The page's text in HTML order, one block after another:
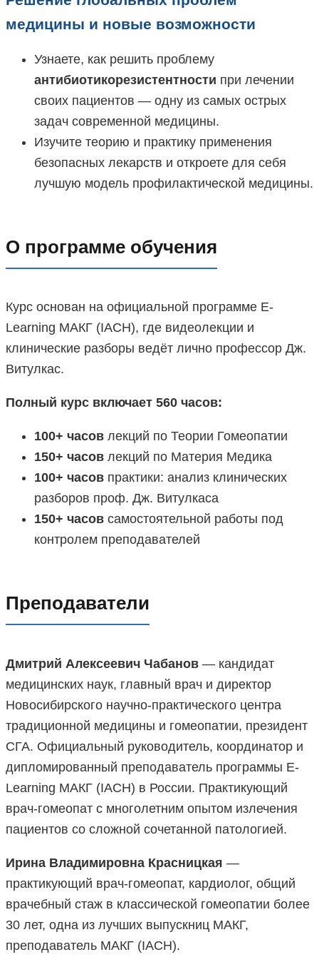
медицины и новые возможности
Узнаете, как решить проблему
антибиотикорезистентности при лечении
своих пациентов — одну из самых острых
задач современной медицины.
Изучите теорию и практику применения
безопасных лекарств и откроете для себя
лучшую модель профилактической медицины.
О программе обучения
Курс основан на официальной программе E-
Learning МАКГ (IACH), где видеолекции и
клинические разборы ведёт лично профессор Дж.
Витулкас.
Полный курс включает 560 часов:
100+ часов лекций по Теории Гомеопатии
150+ часов лекций по Материя Медика
100+ часов практики: анализ клинических
разборов проф. Дж. Витулкаса
150+ часов самостоятельной работы под
контролем преподавателей
Преподаватели
Дмитрий Алексеевич Чабанов — кандидат
медицинских наук, главный врач и директор
Новосибирского научно-практического центра
традиционной медицины и гомеопатии, президент
СГА. Официальный руководитель, координатор и
дипломированный преподаватель программы E-
Learning МАКГ (IACH) в России. Практикующий
врач-гомеопат с многолетним опытом излечения
пациентов со сложной сочетанной патологией.
Ирина Владимировна Красницкая —
практикующий врач-гомеопат, кардиолог, общий
врачебный стаж в классической гомеопатии более
30 лет, одна из лучших выпускниц МАКГ,
преподаватель МАКГ (IACH).